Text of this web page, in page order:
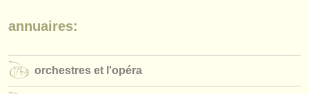
orchestres et l'opéra
conservatoires
orchestres de jeunes
annuaires:
orchestres et l'opéra